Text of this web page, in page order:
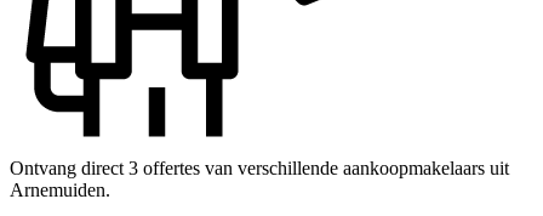
Ontvang direct 3 offertes van verschillende aankoopmakelaars uit
Arnemuiden.